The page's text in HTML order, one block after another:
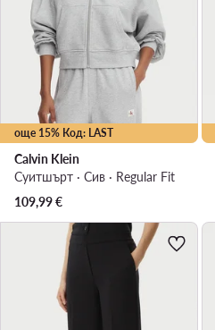
още 15% Код: LAST
Calvin Klein
Суитшърт · Сив · Regular Fit
109,99€